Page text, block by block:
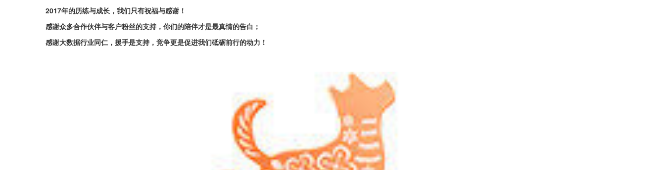
2017年的历练与成长，我们只有祝福与感谢！
感谢众多合作伙伴与客户粉丝的支持，你们的陪伴才是最真情的告白；
感谢大数据行业同仁，援手是支持，竞争更是促进我们砥砺前行的动力！